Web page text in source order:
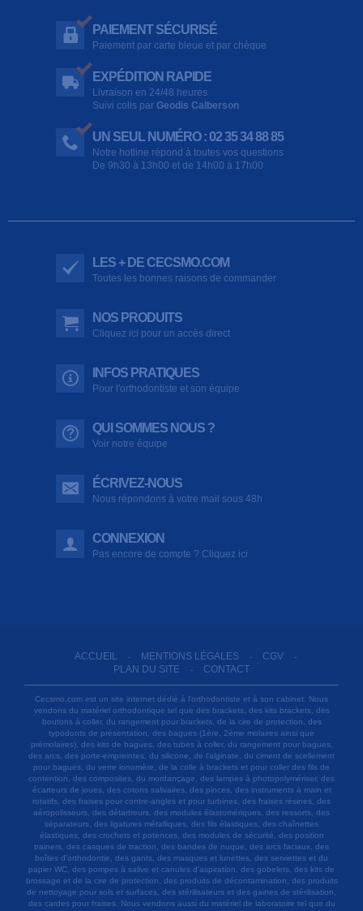
PAIEMENT SÉCURISÉ
Paiement par carte bleue et par chèque
EXPÉDITION RAPIDE
Livraison en 24/48 heures
Suivi colis par Geodis Calberson
UN SEUL NUMÉRO : 02 35 34 88 85
Notre hotline répond à toutes vos questions
De 9h30 à 13h00 et de 14h00 à 17h00
LES + DE CECSMO.COM
Toutes les bonnes raisons de commander
NOS PRODUITS
Cliquez ici pour un accès direct
INFOS PRATIQUES
Pour l'orthodontiste et son équipe
QUI SOMMES NOUS ?
Voir notre équipe
ÉCRIVEZ-NOUS
Nous répondons à votre mail sous 48h
CONNEXION
Pas encore de compte ? Cliquez ici
ACCUEIL - MENTIONS LÉGALES - CGV -
PLAN DU SITE - CONTACT
Cecsmo.com est un site internet dédié à l'orthodontiste et à son cabinet. Nous
vendons du matériel orthodontique tel que des brackets, des kits brackets, des
boutons à coller, du rangement pour brackets, de la cire de protection, des
typodonts de présentation, des bagues (1ère, 2ème molaires ainsi que
prémolaires), des kits de bagues, des tubes à coller, du rangement pour bagues,
des arcs, des porte-empreintes, du silicone, de l'alginate, du ciment de scellement
pour bagues, du verre ionomère, de la colle à brackets et pour coller des fils de
contention, des composites, du mordançage, des lampes à photopolymériser, des
écarteurs de joues, des cotons salivaires, des pinces, des instruments à main et
rotatifs, des fraises pour contre-angles et pour turbines, des fraises résines, des
aéropolisseurs, des détartreurs, des modules élastomériques, des ressorts, des
séparateurs, des ligatures métalliques, des fils élastiques, des chaînettes
élastiques, des crochets et potences, des modules de sécurité, des position
trainers, des casques de traction, des bandes de nuque, des arcs faciaux, des
boîtes d'orthodontie, des gants, des masques et lunettes, des serviettes et du
papier WC, des pompes à salive et canules d'aspiration, des gobelets, des kits de
brossage et de la cire de protection, des produits de décontamination, des produits
de nettoyage pour sols et surfaces, des stérilisateurs et des gaines de stérilisation,
des cardes pour fraises. Nous vendons aussi du matériel de laboratoire tel que du